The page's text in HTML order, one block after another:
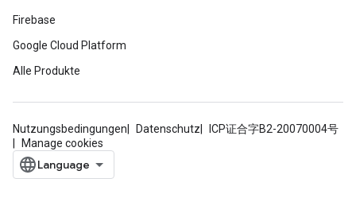
Firebase
Google Cloud Platform
Alle Produkte
Nutzungsbedingungen Datenschutz
ICP证合字B2-20070004号
Manage cookies